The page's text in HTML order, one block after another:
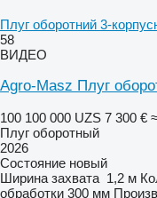
Плуг оборотний 3-
58
ВИДЕО
Agro-Masz Плуг
100 100 000 UZS 7 300 €
Плуг оборотный
2026
Состояние новый
Ширина захвата 1,2 м
обработки 300 мм